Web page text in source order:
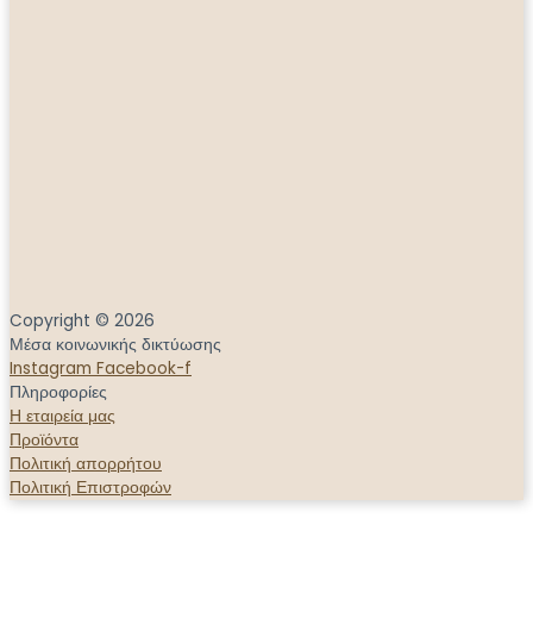
Copyright © 2026
Μέσα κοινωνικής δικτύωσης
Instagram Facebook-f
Πληροφορίες
Η εταιρεία μας
Προϊόντα
Πολιτική απορρήτου
Πολιτική Επιστροφών